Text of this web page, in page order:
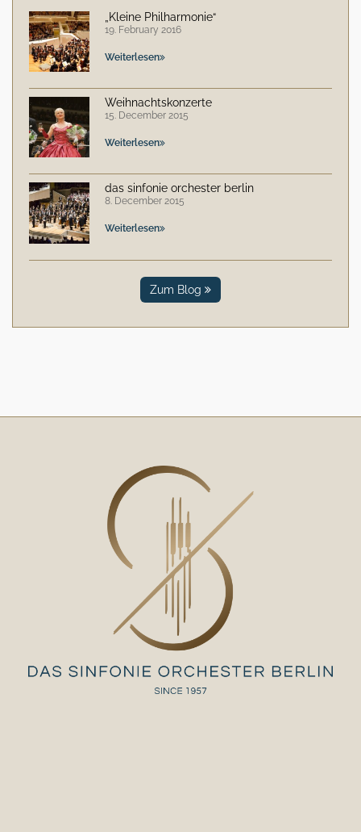
„Kleine Philharmonie“
19. February 2016
Weiterlesen
Weihnachtskonzerte
15. December 2015
Weiterlesen
das sinfonie orchester berlin
8. December 2015
Weiterlesen
Zum Blog